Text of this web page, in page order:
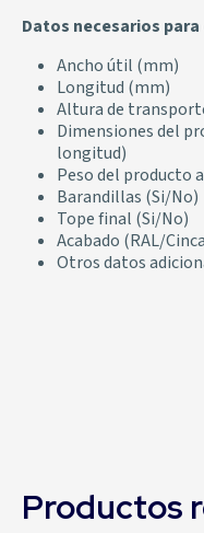
Datos necesarios
Ancho útil (mm)
Longitud (mm)
Altura de
Dimensiones del
longitud)
Peso del producto
Barandillas (Si/No)
Tope final (Si/No)
Acabado (RAL/
Otros datos
Productos